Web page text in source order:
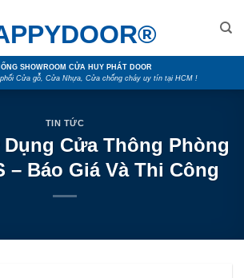
SHOWROOM CỬA HUY PHÁT DOOR
Cửa gỗ, Cửa Nhựa, Cửa chống cháy uy tín tại HCM !
TIN TỨC
Dụng Cửa Thông Phòng
– Báo Giá Và Thi Công